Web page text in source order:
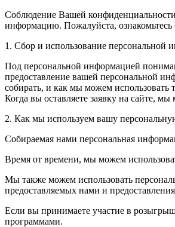
Соблюдение Вашей
информацию. Пожалуйста,
1. Сбор и использование персональной
Под персональной информацией
предоставление вашей персональной
собирать, и как мы можем
Когда вы оставляете заявку на сайте,
2. Как мы используем вашу
Собираемая нами персональная
Время от времени, мы можем
Мы также можем использовать
предоставляемых нами и
Если вы принимаете участие в
программами.